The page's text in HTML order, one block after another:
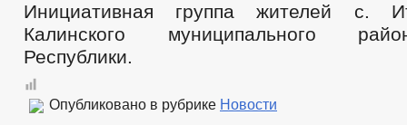
Инициативная группа жителей с.
Калинского муниципального
Республики.
Опубликовано в рубрике Новости